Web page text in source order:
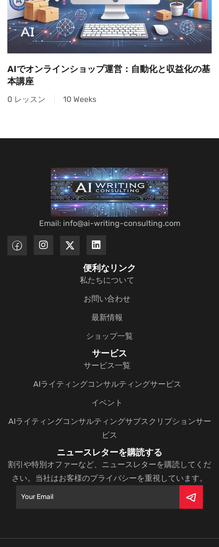
AIでオンラインショップ運営：自動化と収益化の基
本講座
0 レッスン 10 Weeks
Email: info@ai-writing-consulting.com
便利なリンク
私たちについて
お問い合わせ
最新情報
ショップ一覧
サービス
サービス一覧
AIライティングコンサルティングサービス
イベント
AIライティングコンサルティングサブスクリプションサー
ビス
ニュースレターを購読する
割引や特別オファーなど、ニュースレターを購読してくだ
さい。当社はお客様のプライバシーを重視しています。